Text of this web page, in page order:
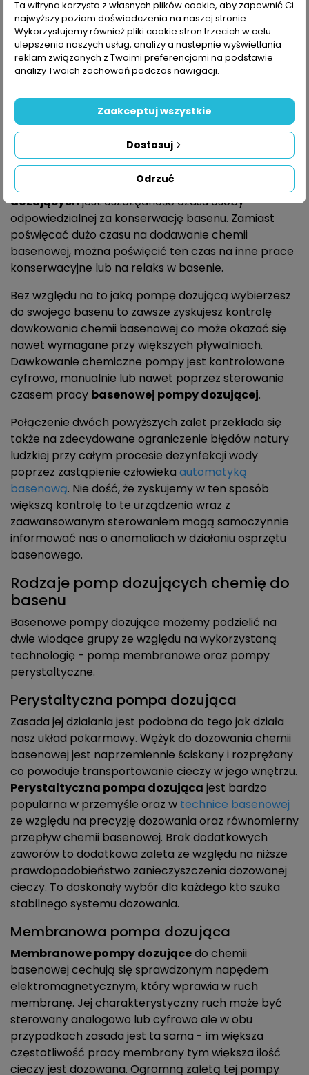
sama ilośćchemii basenowejnie jest zbyt duża.
Problemy zaczynają się w przypadku większych
basenów prywatnych oraz basenów publicznych i
aquaparków, gdzie czas poświęcony na tą czynność
stosuje siępompki dozujące do basenu, które w
kontrolowany sposób pozwalają panować nad tym
procesem.
Zalety pomp dozujących do basenu
Podstawową zaletą wszystkich
dozującychjest oszczędność czasu osoby
odpowiedzialnej za konserwację basenu. Zamiast
poświęcać dużo czasu na dodawanie chemii
basenowej, można poświęcić ten czas na inne prace
konserwacyjne lub na relaks w basenie.
Bez względu na to jaką pompę dozującą wybierzesz
do swojego basenu to zawsze zyskujesz kontrolę
dawkowania chemii basenowej co może okazać się
nawet wymagane przy większych pływalniach.
Dawkowanie chemiczne pompy jest kontrolowane
cyfrowo, manualnie lub nawet poprzez sterowanie
czasem pracy basenowej pompy dozującej.
Połączenie dwóch powyższych zalet przekłada się
także na zdecydowane ograniczenie błędów natury
ludzkiej przy całym procesie dezynfekcji wody
poprzez zastąpienie człowieka automatyką
basenową. Nie dość, że zyskujemy w ten sposób
większą kontrolę to te urządzenia wraz z
zaawansowanym sterowaniem mogą samoczynnie
informować nas o anomaliach w działaniu osprzętu
basenowego.
Rodzaje pomp dozujących chemię do
basenu
Basenowe pompy dozujące możemy podzielić na
dwie wiodące grupy ze względu na wykorzystaną
technologię - pomp membranowe oraz pompy
perystaltyczne.
Perystaltyczna pompa dozująca
Zasada jej działania jest podobna do tego jak działa
nasz układ pokarmowy. Wężyk do dozowania chemii
basenowej jest naprzemiennie ściskany i rozprężany
co powoduje transportowanie cieczy w jego wnętrzu.
Perystaltyczna pompa dozująca jest bardzo
popularna w przemyśle oraz w technice basenowej
ze względu na precyzję dozowania oraz równomierny
przepływ chemii basenowej. Brak dodatkowych
zaworów to dodatkowa zaleta ze względu na niższe
prawdopodobieństwo zanieczyszczenia dozowanej
cieczy. To doskonały wybór dla każdego kto szuka
stabilnego systemu dozowania.
Membranowa pompa dozująca
Membranowe pompy dozującedo chemii
basenowej cechują się sprawdzonym napędem
elektromagnetycznym, który wprawia w ruch
membranę. Jej charakterystyczny ruch może być
sterowany analogowo lub cyfrowo ale w obu
przypadkach zasada jest ta sama - im większa
częstotliwość pracy membrany tym większa ilość
cieczy jest dozowana. Ogromną zaletą tej pompy
Ta witryna korzysta z własnych plików cookie, aby zapewnić Ci
najwyższy poziom doświadczenia na naszej stronie .
Wykorzystujemy również pliki cookie stron trzecich w celu
ulepszenia naszych usług, analizy a nastepnie wyświetlania
reklam związanych z Twoimi preferencjami na podstawie
analizy Twoich zachowań podczas nawigacji.
Odrzuć
Dostosuj
Zaakceptuj wszystkie